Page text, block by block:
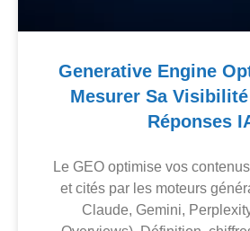
Generative Engine
Mesurer Sa
Réponses
Le GEO optimise vos
et cités par les moteurs
Claude, Gemini,